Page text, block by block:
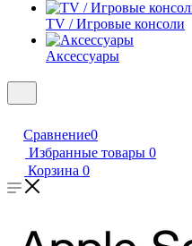
TV / Игровые консоли
Аксессуары
Сравнение0
Избранные товары 0
Корзина 0